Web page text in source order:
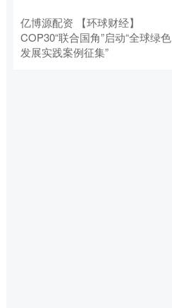
亿博源配资 【环球财经】
COP30“联合国角”启动“全球绿色
发展实践案例征集”